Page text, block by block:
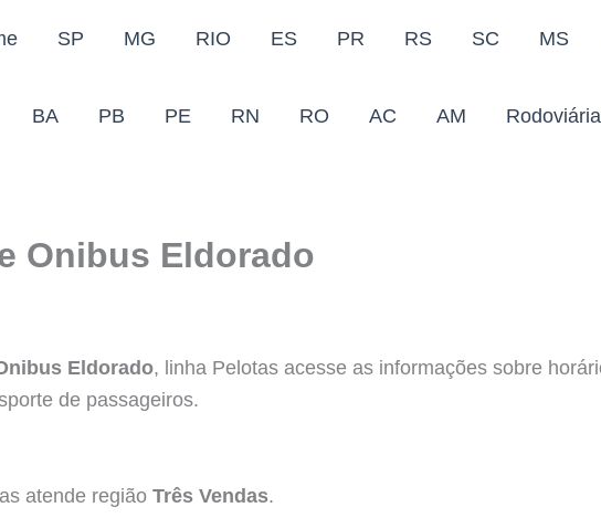
SP MG RIO ES PR RS SC MS
BA PB PE RN RO AC AM
Onibus Eldorado
Eldorado, linha Pelotas acesse as informações sobre
de passageiros.
atende região Três Vendas.